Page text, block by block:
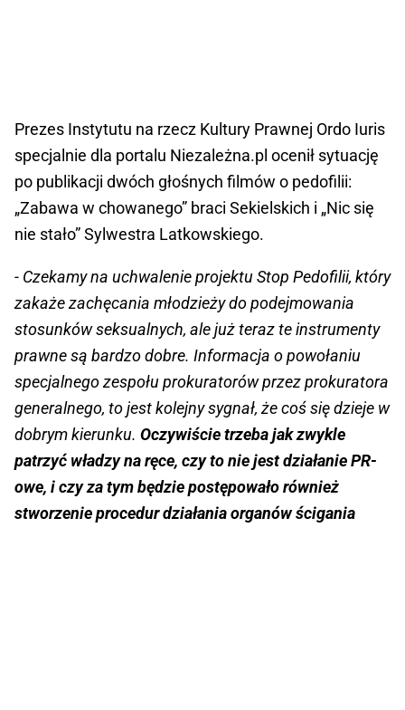
Prezes Instytutu na rzecz Kultury Prawnej Ordo Iuris
specjalnie dla portalu Niezależna.pl ocenił sytuację
po publikacji dwóch głośnych filmów o pedofilii:
„Zabawa w chowanego” braci Sekielskich i „Nic się
nie stało” Sylwestra Latkowskiego.
- Czekamy na uchwalenie projektu Stop Pedofilii, który
zakaże zachęcania młodzieży do podejmowania
stosunków seksualnych, ale już teraz te instrumenty
prawne są bardzo dobre. Informacja o powołaniu
specjalnego zespołu prokuratorów przez prokuratora
generalnego, to jest kolejny sygnał, że coś się dzieje w
dobrym kierunku. Oczywiście trzeba jak zwykle
patrzyć władzy na ręce, czy to nie jest działanie PR-
owe, i czy za tym będzie postępowało również
stworzenie procedur działania organów ścigania